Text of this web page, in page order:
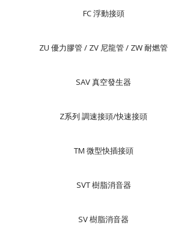
FC 浮動接頭
ZU 優力膠管 / ZV 尼龍管 / ZW 耐燃管
SAV 真空發生器
Z系列 調速接頭/快速接頭
TM 微型快插接頭
SVT 樹脂消音器
SV 樹脂消音器